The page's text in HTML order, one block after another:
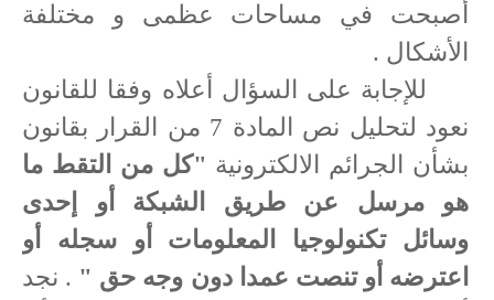
أصبحت في مساحات عظمى و مختلفة
الأشكال .
للإجابة على السؤال أعلاه وفقا للقانون
نعود لتحليل نص المادة 7 من القرار بقانون
بشأن الجرائم الالكترونية "كل من التقط ما
هو مرسل عن طريق الشبكة أو إحدى
وسائل تكنولوجيا المعلومات أو سجله أو
اعترضه أو تنصت عمدا دون وجه حق " . نجد